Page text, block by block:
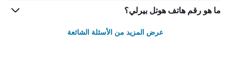
ما هو رقم هاتف هوتل بيرلي؟
عرض المزيد من الأسئلة الشائعة